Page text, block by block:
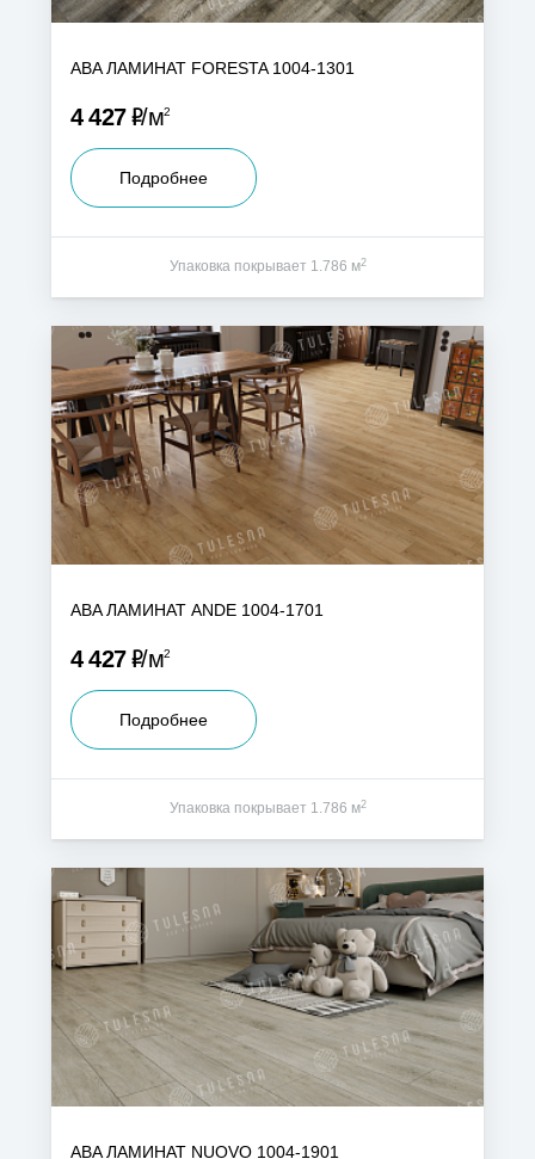
ABA ЛАМИНАТ FORESTA 1004-1301
4 427Р м2
Подробнее
Упаковка покрывает 1.786 м2
ABA ЛАМИНАТ ANDE 1004-1701
4 427Р м2
Подробнее
Упаковка покрывает 1.786 м2
ABA ЛАМИНАТ NUOVO 1004-1901